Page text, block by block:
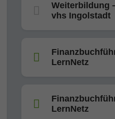
Weiterbildung
vhs Ingolstadt
LernNetz
LernNetz